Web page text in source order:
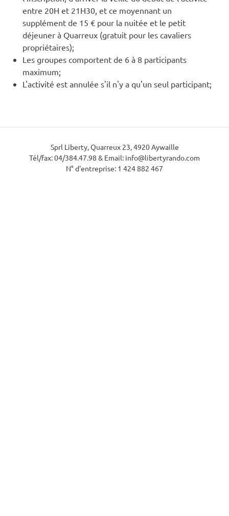
entre 20H et 21H30, et ce moyennant un
supplément de 15 € pour la nuitée et le petit
déjeuner à Quarreux (gratuit pour les cavaliers
propriétaires);
Les groupes comportent de 6 à 8 participants
maximum;
L'activité est annulée s'il n'y a qu'un seul participant;
Sprl Liberty, Quarreux 23, 4920 Aywaille
Tél/fax: 04/384.47.98 & Email: info@libertyrando.com
N° d'entreprise: 1 424 882 467